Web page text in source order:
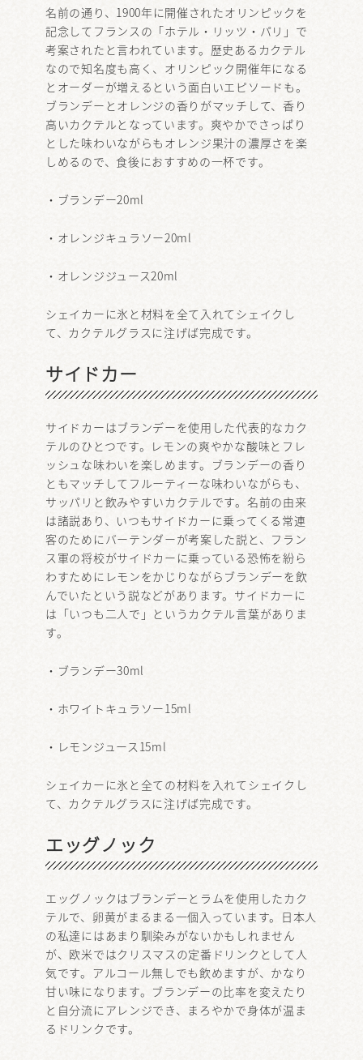
名前の通り、1900年に開催されたオリンピックを
記念してフランスの「ホテル・リッツ・パリ」で
考案されたと言われています。歴史あるカクテル
なので知名度も高く、オリンピック開催年になる
とオーダーが増えるという面白いエピソードも。
ブランデーとオレンジの香りがマッチして、香り
高いカクテルとなっています。爽やかでさっぱり
とした味わいながらもオレンジ果汁の濃厚さを楽
しめるので、食後におすすめの一杯です。
・ブランデー20ml
・オレンジキュラソー20ml
・オレンジジュース20ml
シェイカーに氷と材料を全て入れてシェイクし
て、カクテルグラスに注げば完成です。
サイドカー
サイドカーはブランデーを使用した代表的なカク
テルのひとつです。レモンの爽やかな酸味とフレ
ッシュな味わいを楽しめます。ブランデーの香り
ともマッチしてフルーティーな味わいながらも、
サッパリと飲みやすいカクテルです。名前の由来
は諸説あり、いつもサイドカーに乗ってくる常連
客のためにバーテンダーが考案した説と、フラン
ス軍の将校がサイドカーに乗っている恐怖を紛ら
わすためにレモンをかじりながらブランデーを飲
んでいたという説などがあります。サイドカーに
は「いつも二人で」というカクテル言葉がありま
す。
・ブランデー30ml
・ホワイトキュラソー15ml
・レモンジュース15ml
シェイカーに氷と全ての材料を入れてシェイクし
て、カクテルグラスに注げば完成です。
エッグノック
エッグノックはブランデーとラムを使用したカク
テルで、卵黄がまるまる一個入っています。日本人
の私達にはあまり馴染みがないかもしれません
が、欧米ではクリスマスの定番ドリンクとして人
気です。アルコール無しでも飲めますが、かなり
甘い味になります。ブランデーの比率を変えたり
と自分流にアレンジでき、まろやかで身体が温ま
るドリンクです。